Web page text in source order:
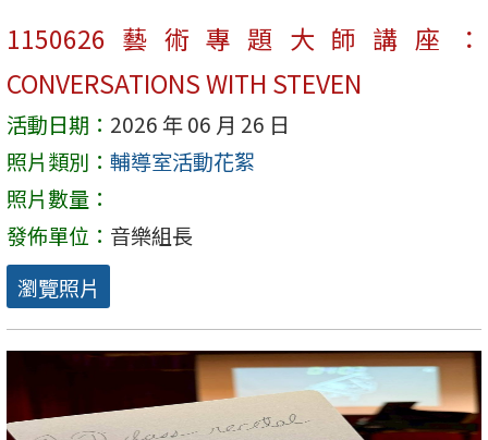
1150626藝術專題大師講座：
CONVERSATIONS WITH STEVEN
活動日期： 2026 年 06 月 26 日
照片類別： 輔導室活動花絮
照片數量：
發佈單位： 音樂組長
瀏覽照片